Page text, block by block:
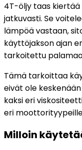
4T-öljy taas
jatkuvasti. Se
lämpöä vastaan,
käyttöjakson ajan
tarkoitettu
Tämä tarkoittaa
eivät ole
kaksi eri
eri
Milloin